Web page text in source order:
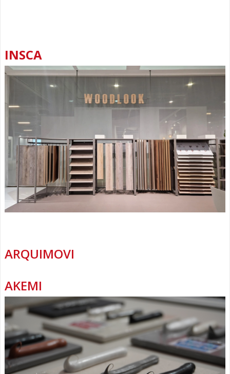
INSCA
ARQUIMOVI
AKEMI